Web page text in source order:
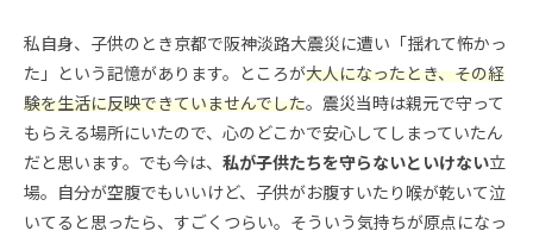
私自身、子供のとき京都で阪神淡路大震災に遭い「揺れて怖かっ
た」という記憶があります。ところが大人になったとき、その経
験を生活に反映できていませんでした。震災当時は親元で守って
もらえる場所にいたので、心のどこかで安心してしまっていたん
だと思います。でも今は、 私が子供たちを守らないといけない立
場。自分が空腹でもいいけど、子供がお腹すいたり喉が乾いて泣
いてると思ったら、すごくつらい。そういう気持ちが原点になっ